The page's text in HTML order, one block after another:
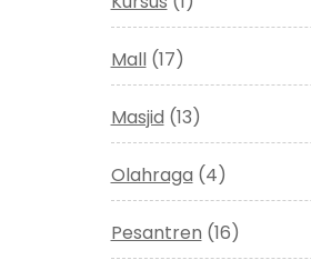
Mall(17)
Masjid (13)
Olahraga (4)
Pesantren (16)